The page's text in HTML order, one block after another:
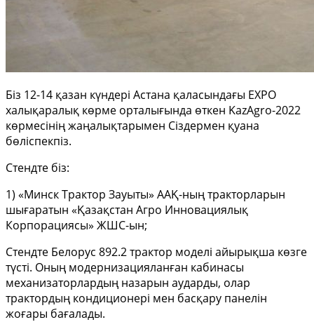
Біз 12-14 қазан күндері Астана қаласындағы EXPO
халықаралық көрме орталығында өткен KazAgro-2022
көрмесінің жаңалықтарымен Сіздермен қуана
бөліспекпіз.
Стендте біз:
1) «Минск Трактор Зауыты» ААҚ-ның тракторларын
шығаратын «Қазақстан Агро Инновациялық
Корпорациясы» ЖШС-ын;
Стендте Белорус 892.2 трактор моделі айырықша көзге
түсті. Оның модернизацияланған кабинасы
механизаторлардың назарын аударды, олар
трактордың кондиционері мен басқару панелін
жоғары бағалады.